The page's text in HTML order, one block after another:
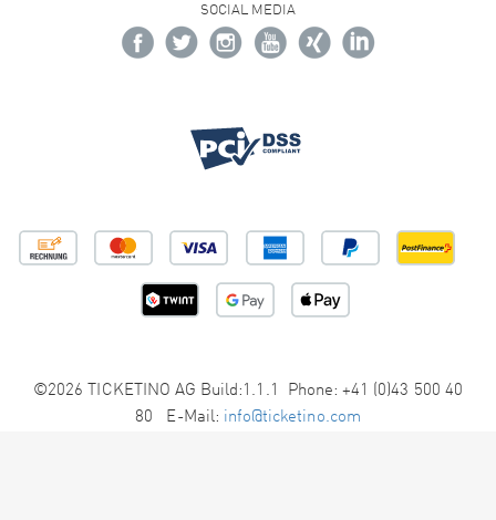
SOCIAL MEDIA
©2026 TICKETINO AG Build:1.1.1 Phone: +41 (0)43 500 40
80 E-Mail: info@ticketino.com